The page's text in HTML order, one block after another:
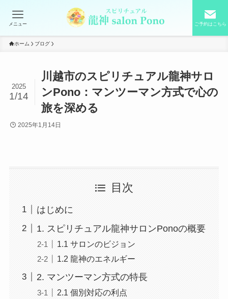
ご予約はこちら
メニュー
ホーム ブログ
川越市のスピリチュアル龍神サロ
ンPono：マンツーマン方式で心の
旅を深める
2025
1/14
2025年1月14日
目次
はじめに
1. スピリチュアル龍神サロンPonoの概要
1.1 サロンのビジョン
1.2 龍神のエネルギー
2. マンツーマン方式の特長
2.1 個別対応の利点